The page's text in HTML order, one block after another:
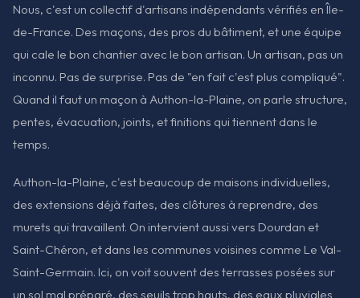
Nous, c'est un collectif d'artisans indépendants vérifiés en Île-
de-France. Des maçons, des pros du bâtiment, et une équipe
qui cale le bon chantier avec le bon artisan. Un artisan, pas un
inconnu. Pas de surprise. Pas de "en fait c'est plus compliqué".
Quand il faut un maçon à Authon-la-Plaine, on parle structure,
pentes, évacuation, joints, et finitions qui tiennent dans le
temps.
Authon-la-Plaine, c'est beaucoup de maisons individuelles,
des extensions déjà faites, des clôtures à reprendre, des
murets qui travaillent. On intervient aussi vers Dourdan et
Saint-Chéron, et dans les communes voisines comme Le Val-
Saint-Germain. Ici, on voit souvent des terrasses posées sur
un sol mal préparé, des seuils trop hauts, des eaux pluviales